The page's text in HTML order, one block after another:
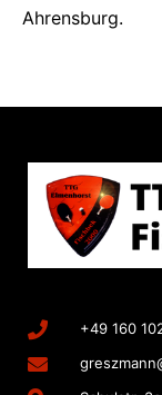
Ahrensburg.
+49 160